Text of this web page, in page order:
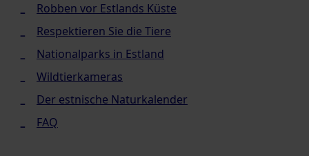
Robben vor Estlands Küste
Respektieren Sie die Tiere
Nationalparks in Estland
Wildtierkameras
Der estnische Naturkalender
FAQ